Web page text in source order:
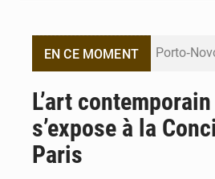
EN CE MOMENT
L’art
s’expose à la
Paris